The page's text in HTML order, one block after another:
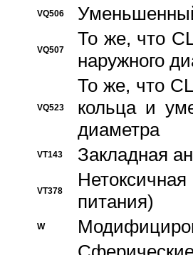
VQ506
VQ507
То же, что
наружного
VQ523
То же, что
кольца и
диаметра
VT143 Закладная
VT378
Нетоксичная
питания)
W